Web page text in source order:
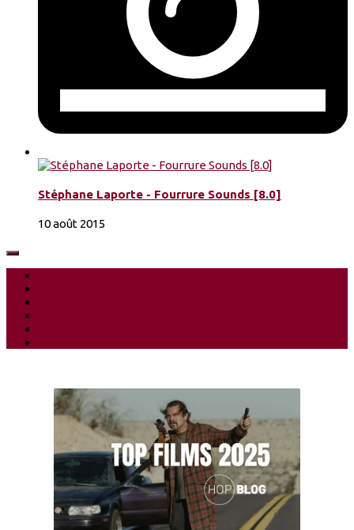
Stéphane Laporte - Fourrure Sounds [8.0]
10 août 2015